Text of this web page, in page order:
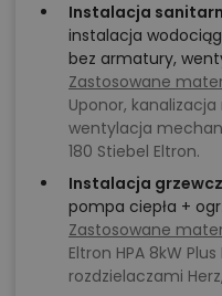
Instalacja
instalacja
bez armatury,
Zastosowane
Uponor,
wentylacja
180 Stiebel Eltron.
Instalacja
pompa ciepła +
Zastosowane
Eltron HPA 8kW
rozdzielaczami